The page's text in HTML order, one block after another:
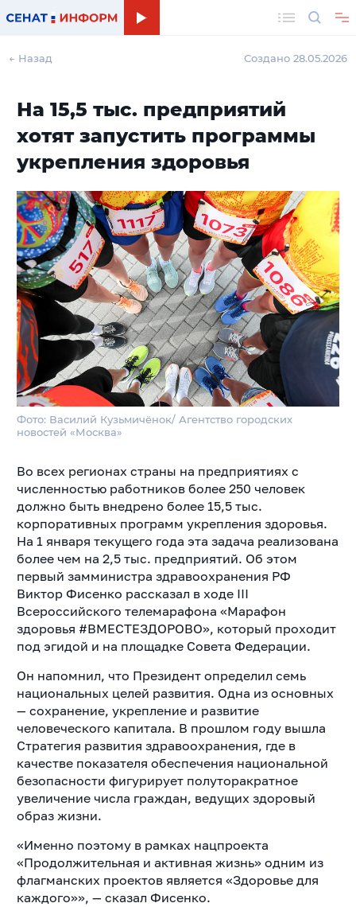
← Назад Создано 28.05.2026
На 15,5 тыс. предприятий
хотят запустить программы
укрепления здоровья
Фото: Василий Кузьмичёнок/ Агентство городских
новостей «Москва»
Во всех регионах страны на предприятиях с
численностью работников более 250 человек
должно быть внедрено более 15,5 тыс.
корпоративных программ укрепления здоровья.
На 1 января текущего года эта задача реализована
более чем на 2,5 тыс. предприятий. Об этом
первый замминистра здравоохранения РФ
Виктор Фисенко рассказал в ходе III
Всероссийского телемарафона «Марафон
здоровья #ВМЕСТЕЗДОРОВО», который проходит
под эгидой и на площадке Совета Федерации.
Он напомнил, что Президент определил семь
национальных целей развития. Одна из основных
— сохранение, укрепление и развитие
человеческого капитала. В прошлом году вышла
Стратегия развития здравоохранения, где в
качестве показателя обеспечения национальной
безопасности фигурирует полуторакратное
увеличение числа граждан, ведущих здоровый
образ жизни.
«Именно поэтому в рамках нацпроекта
«Продолжительная и активная жизнь» одним из
флагманских проектов является «Здоровье для
каждого»», — сказал Фисенко.